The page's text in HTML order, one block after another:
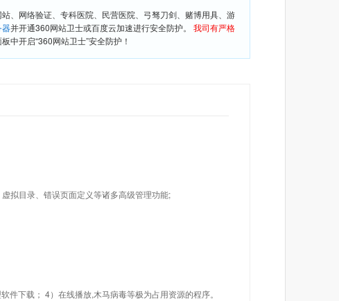
、网络验证、专科医院、民营医院、弓驽刀剑、赌博用具、游
器并开通360网站卫士或百度云加速进行安全防护。 我司有严格
中开启“360网站卫士”安全防护！
拟目录、错误页面定义等诸多高级管理功能;
下载； 4）在线播放,木马病毒等极为占用资源的程序。